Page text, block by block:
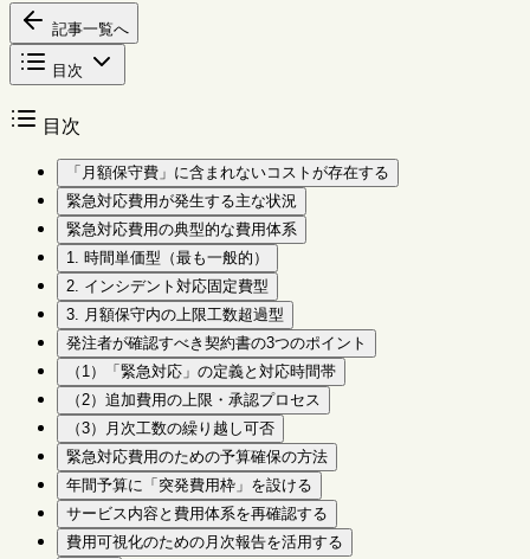
記事一覧へ
目次
目次
「月額保守費」に含まれないコストが存在する
緊急対応費用が発生する主な状況
緊急対応費用の典型的な費用体系
1. 時間単価型（最も一般的）
2. インシデント対応固定費型
3. 月額保守内の上限工数超過型
発注者が確認すべき契約書の3つのポイント
（1）「緊急対応」の定義と対応時間帯
（2）追加費用の上限・承認プロセス
（3）月次工数の繰り越し可否
緊急対応費用のための予算確保の方法
年間予算に「突発費用枠」を設ける
サービス内容と費用体系を再確認する
費用可視化のための月次報告を活用する